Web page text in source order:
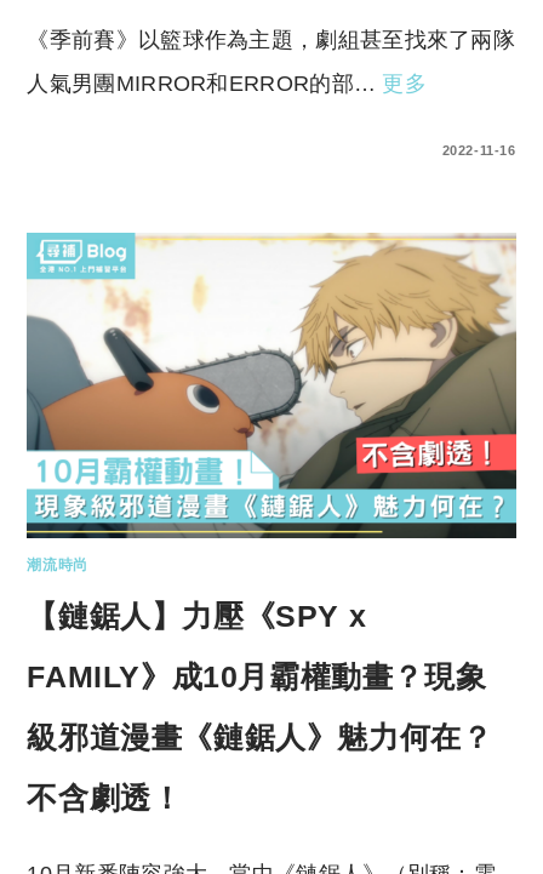
《季前賽》以籃球作為主題，劇組甚至找來了兩隊
人氣男團MIRROR和ERROR的部… 更多
2022-11-16
潮流時尚
【鏈鋸人】力壓《SPY x
FAMILY》成10月霸權動畫？現象
級邪道漫畫《鏈鋸人》魅力何在？
不含劇透！